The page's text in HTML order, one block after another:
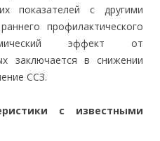
показателей с другими
профилактического
эффект от
заключается в снижении
ССЗ.
с известными